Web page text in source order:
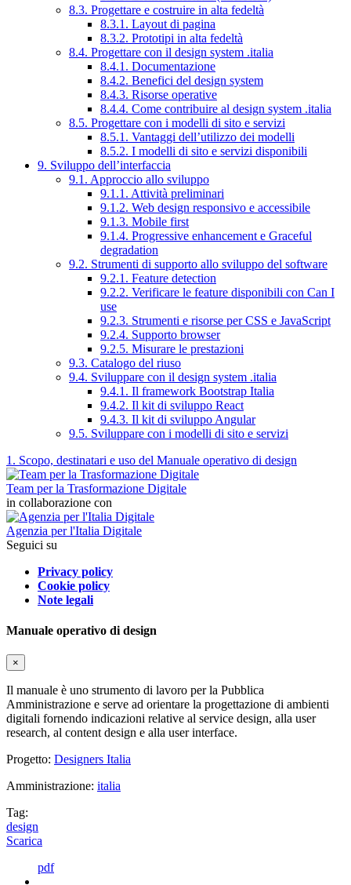
8.3. Progettare e costruire in alta fedeltà
8.3.1. Layout di pagina
8.3.2. Prototipi in alta fedeltà
8.4. Progettare con il design system .italia
8.4.1. Documentazione
8.4.2. Benefici del design system
8.4.3. Risorse operative
8.4.4. Come contribuire al design system .italia
8.5. Progettare con i modelli di sito e servizi
8.5.1. Vantaggi dell’utilizzo dei modelli
8.5.2. I modelli di sito e servizi disponibili
9. Sviluppo dell’interfaccia
9.1. Approccio allo sviluppo
9.1.1. Attività preliminari
9.1.2. Web design responsivo e accessibile
9.1.3. Mobile first
9.1.4. Progressive enhancement e Graceful
degradation
9.2. Strumenti di supporto allo sviluppo del software
9.2.1. Feature detection
9.2.2. Verificare le feature disponibili con Can I
use
9.2.3. Strumenti e risorse per CSS e JavaScript
9.2.4. Supporto browser
9.2.5. Misurare le prestazioni
9.3. Catalogo del riuso
9.4. Sviluppare con il design system .italia
9.4.1. Il framework Bootstrap Italia
9.4.2. Il kit di sviluppo React
9.4.3. Il kit di sviluppo Angular
9.5. Sviluppare con i modelli di sito e servizi
1. Scopo, destinatari e uso del Manuale operativo di design
Team per la Trasformazione Digitale
in collaborazione con
Agenzia per l'Italia Digitale
Seguici su
Privacy policy
Cookie policy
Note legali
Manuale operativo di design
×
Il manuale è uno strumento di lavoro per la Pubblica
Amministrazione e serve ad orientare la progettazione di ambienti
digitali fornendo indicazioni relative al service design, alla user
research, al content design e alla user interface.
Progetto: Designers Italia
Amministrazione: italia
Tag:
design
Scarica
pdf